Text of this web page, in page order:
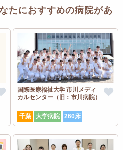
たにおすすめの病院があ
国際医療福祉大学 市川メディ
カルセンター（旧：市川病院）
千葉 大学病院 260床